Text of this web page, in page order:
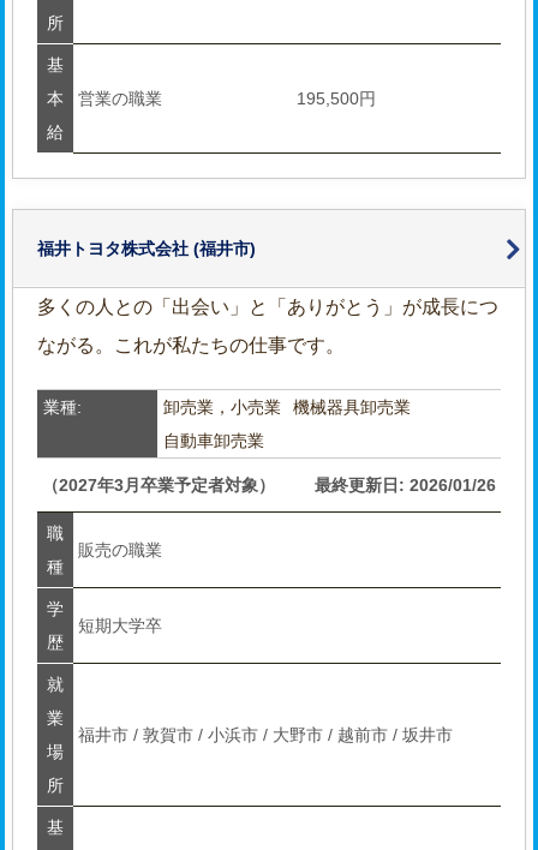
所
基
本
給
営業の職業 195,500円
福井トヨタ株式会社 (福井市)
多くの人との「出会い」と「ありがとう」が成長につ
ながる。これが私たちの仕事です。
業種: 卸売業，小売業
機械器具卸売業
自動車卸売業
（2027年3月卒業予定者対象） 最終更新日: 2026/01/26
職
種
販売の職業
学
歴
短期大学卒
就
業
場
所
福井市 / 敦賀市 / 小浜市 / 大野市 / 越前市 / 坂井市
基